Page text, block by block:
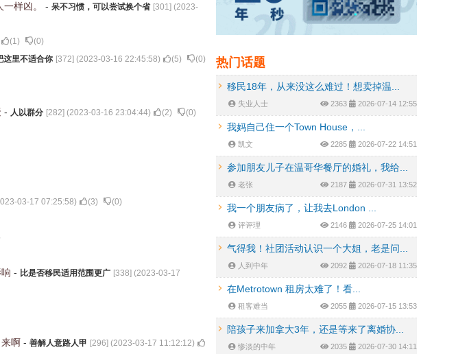
样凶。 - 呆不习惯，可以尝试换个省 [301] (2023-
(1) (0)
这里不适合你 [372] (2023-03-16 22:45:58) (5) (0)
- 人以群分 [282] (2023-03-16 23:04:44) (2) (0)
03-17 07:25:58) (3) (0)
- 比是否移民适用范围更广 [338] (2023-03-17
啊 - 善解人意路人甲 [296] (2023-03-17 11:12:12)
热门话题
移民18年，从来没这么难过！想卖掉温...
失业人士 2363 2026-07-14 12:55
我妈自己住一个Town House，...
凯文 2285 2026-07-22 14:51
参加朋友儿子在温哥华餐厅的婚礼，我给...
老张 2187 2026-07-31 13:52
我一个朋友病了，让我去London ...
评评理 2146 2026-07-25 14:01
气得我！社团活动认识一个大姐，老是问...
人到中年 2092 2026-07-18 11:35
在Metrotown 租房太难了！看...
租客难当 2055 2026-07-15 13:53
陪孩子来加拿大3年，还是等来了离婚协...
惨淡的中年 2035 2026-07-30 14:11